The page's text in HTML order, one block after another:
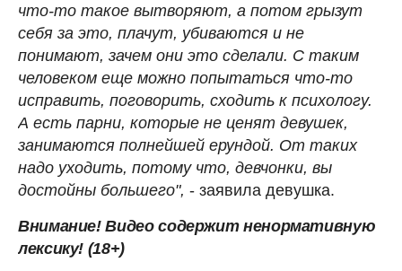
что-то такое вытворяют, а потом грызут
себя за это, плачут, убиваются и не
понимают, зачем они это сделали. С таким
человеком еще можно попытаться что-то
исправить, поговорить, сходить к психологу.
А есть парни, которые не ценят девушек,
занимаются полнейшей ерундой. От таких
надо уходить, потому что, девчонки, вы
достойны большего", - заявила девушка.
Внимание! Видео содержит ненормативную
лексику! (18+)